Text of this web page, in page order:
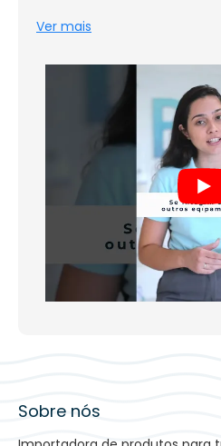
Condições de Trabalho:
Concentração de cloro
Concentração de sílica:
Concentração de dureza:
Sólidos Totais Dissolvidos:
Dados Técnicos
Recomendações:
Para um excelente
certifique-se de que há
tratamento adequado de
da água de alimentação.
O sistema de osmose
prazo estabelecido em seu
Ver mais
Sobre nós